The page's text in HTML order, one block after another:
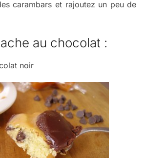
carambars et rajoutez un peu de
au chocolat :
noir